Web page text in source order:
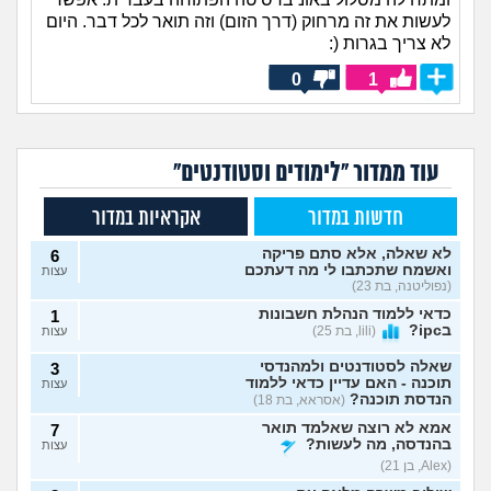
לעשות את זה מרחוק (דרך הזום) וזה תואר לכל דבר. היום
לא צריך בגרות (:
1
0
עוד ממדור "לימודים וסטודנטים"
חדשות במדור אקראיות במדור
לא שאלה, אלא סתם פריקה
ואשמח שתכתבו לי מה דעתכם
(נפוליטנה, בת 23)
6
עצות
כדאי ללמוד הנהלת חשבונות
בipc?
(lili, בת 25)
1
עצות
שאלה לסטודנטים ולמהנדסי
תוכנה - האם עדיין כדאי ללמוד
הנדסת תוכנה? (אסראא, בת 18)
3
עצות
אמא לא רוצה שאלמד תואר
בהנדסה, מה לעשות?
(Alex, בן 21)
7
עצות